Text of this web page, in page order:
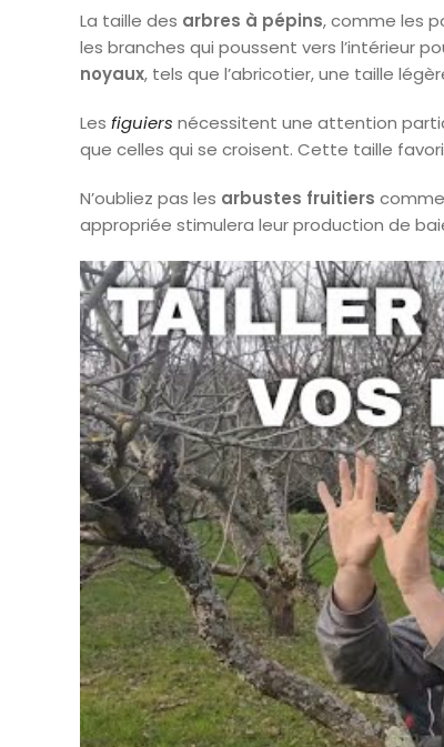
La taille des arbres à pépins, comme les
les branches qui poussent vers l’intérieur
noyaux, tels que l’abricotier, une taille
Les figuiers nécessitent une attention
que celles qui se croisent. Cette taille
N’oubliez pas les arbustes fruitiers
appropriée stimulera leur production de